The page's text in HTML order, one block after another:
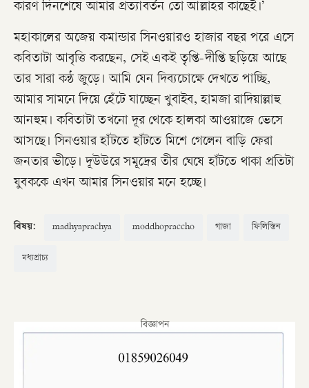
কারণ দিনশেষে আমার প্রত্যাবর্তন তো আল্লাহর কাছেই।’
মহাকালের অজেয় কমান্ডার সিনওয়ারও হাজার বছর পরে এসে
কবিতাটা আবৃত্তি করছেন, সেই একই তৃপ্তি-দীপ্তি ছড়িয়ে আছে
তার সারা কন্ঠ জুড়ে। আমি যেন দিব্যচোক্ষে দেখতে পাচ্ছি,
আমার সামনে দিয়ে হেঁটে যাচ্ছেন খুবাইব, হামজা রাদিয়াল্লাহু
আনহুম। কবিতাটা তখনো দূর থেকে হালকা আওয়াজে ভেসে
আসছে। সিনওয়ার হাঁটতে হাঁটতে মিশে গেলেন বাড়ি ফেরা
জনতার ভীড়ে। দূউউরে সমূদ্রের তীর ঘেষে হাঁটতে থাকা প্রতিটা
যুবককে এখন আমার সিনওয়ার মনে হচ্ছে।
বিষয়: madhyaprachya moddhopraccho গাজা ফিলিস্তিন
মধ্যপ্রাচ্য
বিজ্ঞাপন